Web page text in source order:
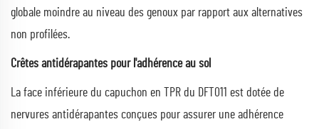
globale moindre au niveau des genoux par rapport aux alternatives
non profilées.
Crêtes antidérapantes pour l'adhérence au sol
La face inférieure du capuchon en TPR du DFT011 est dotée de
nervures antidérapantes conçues pour assurer une adhérence